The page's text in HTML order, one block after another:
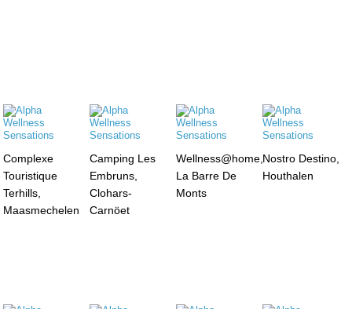
Complexe
Touristique
Terhills,
Maasmechelen
Camping Les
Embruns,
Clohars-
Carnöet
Wellness@home,
La Barre De
Monts
Nostro Destino,
Houthalen